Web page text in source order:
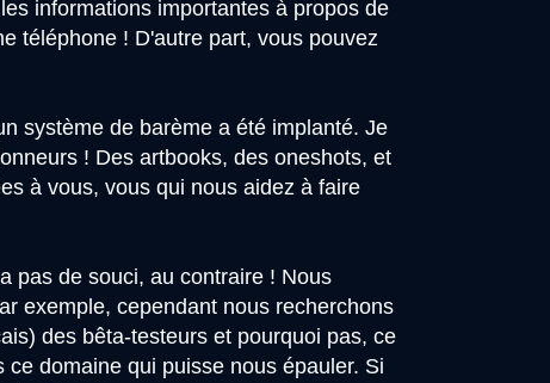
informations importantes à propos de
téléphone ! D'autre part, vous pouvez
système de barème a été implanté. Je
! Des artbooks, des oneshots, et
à vous, vous qui nous aidez à faire
pas de souci, au contraire ! Nous
exemple, cependant nous recherchons
des bêta-testeurs et pourquoi pas, ce
domaine qui puisse nous épauler. Si